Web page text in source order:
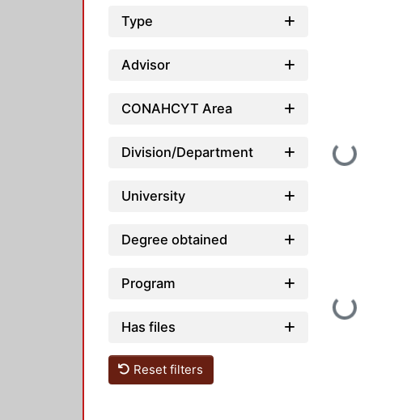
Type
Advisor
CONAHCYT Area
Division/Department
University
Degree obtained
Program
Has files
Reset filters
Loading...
Loading...